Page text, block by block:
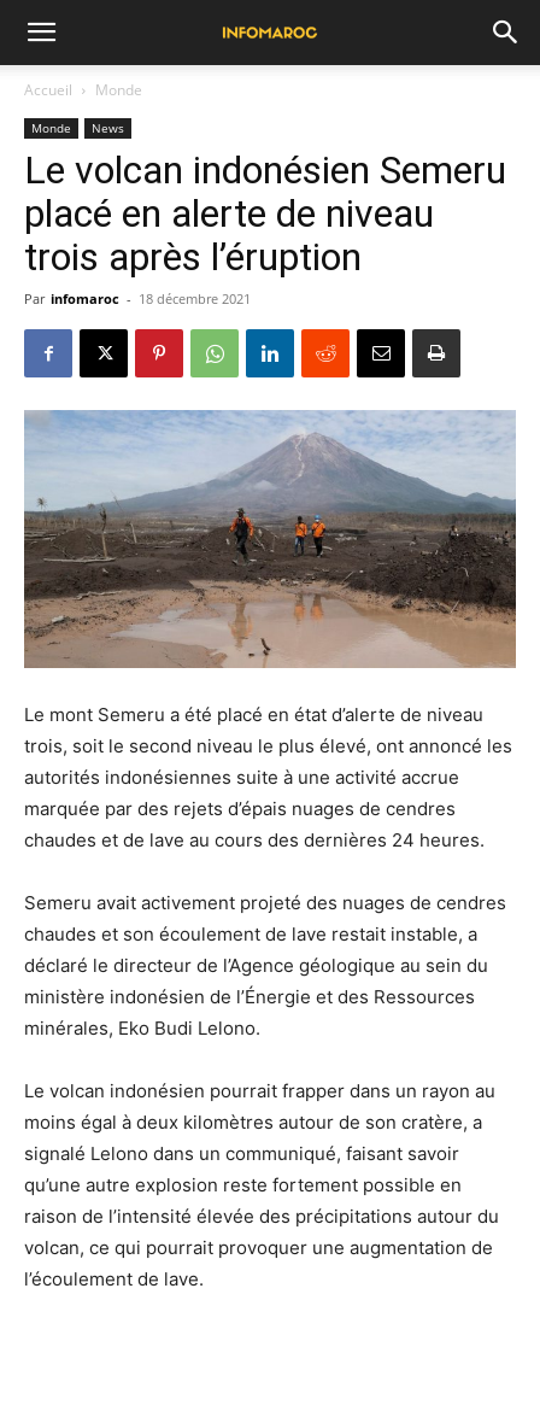
Accueil Monde
Monde News
Le volcan indonésien Semeru
placé en alerte de niveau
trois après l’éruption
Par infomaroc - 18 décembre 2021
Le mont Semeru a été placé en état d’alerte de niveau
trois, soit le second niveau le plus élevé, ont annoncé les
autorités indonésiennes suite à une activité accrue
marquée par des rejets d’épais nuages de cendres
chaudes et de lave au cours des dernières 24 heures.
Semeru avait activement projeté des nuages de cendres
chaudes et son écoulement de lave restait instable, a
déclaré le directeur de l’Agence géologique au sein du
ministère indonésien de l’Énergie et des Ressources
minérales, Eko Budi Lelono.
Le volcan indonésien pourrait frapper dans un rayon au
moins égal à deux kilomètres autour de son cratère, a
signalé Lelono dans un communiqué, faisant savoir
qu’une autre explosion reste fortement possible en
raison de l’intensité élevée des précipitations autour du
volcan, ce qui pourrait provoquer une augmentation de
l’écoulement de lave.